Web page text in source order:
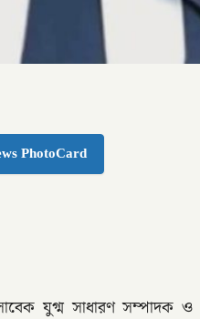
PhotoCard
যুগ্ম সাধারণ সম্পাদক ও